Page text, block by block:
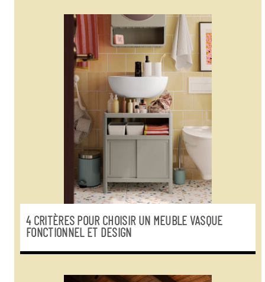
4 CRITÈRES POUR CHOISIR UN MEUBLE VASQUE
FONCTIONNEL ET DESIGN